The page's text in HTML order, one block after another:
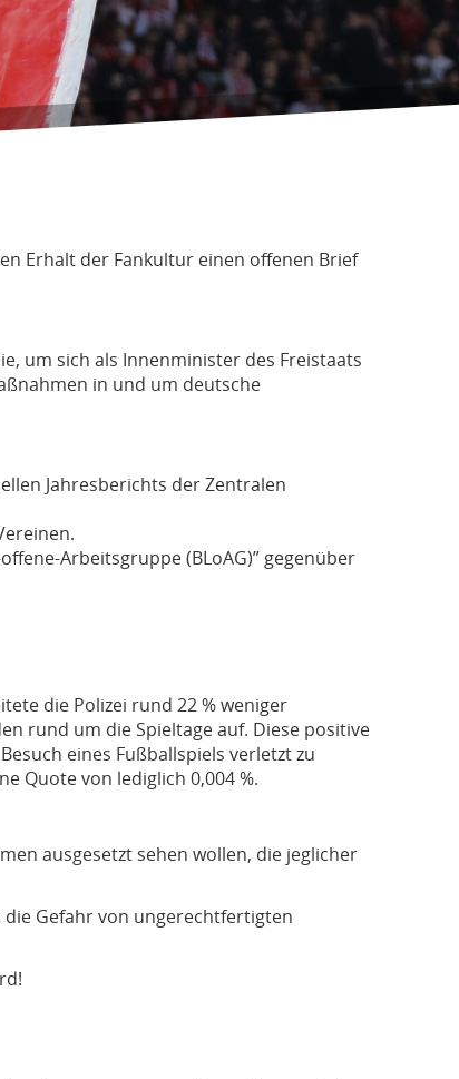
Erhalt der Fankultur einen offenen Brief
um sich als Innenminister des Freistaats
in und um deutsche
Jahresberichts der Zentralen
Arbeitsgruppe (BLoAG)” gegenüber
die Polizei rund 22 % weniger
rund um die Spieltage auf. Diese positive
eines Fußballspiels verletzt zu
Quote von lediglich 0,004 %.
ausgesetzt sehen wollen, die jeglicher
Gefahr von ungerechtfertigten